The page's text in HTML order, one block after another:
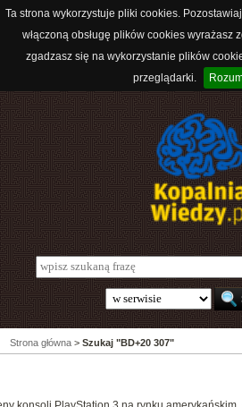
Ta strona wykorzystuje pliki cookies.
włączoną obsługę plików cookies wyrażasz
zgadzasz się na wykorzystanie plików
przeglądarki.
Strona główna > Szukaj "BD+20 307"